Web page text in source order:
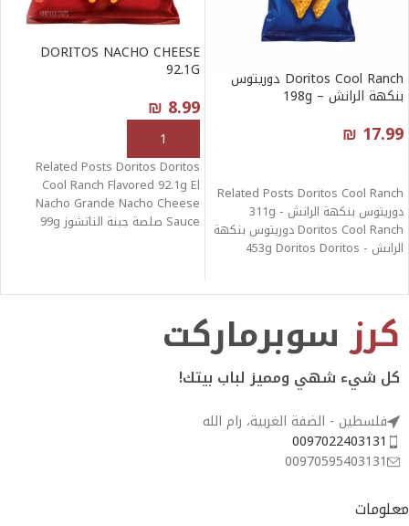
Doritos Cool Ranch دوريتوس
بنكهة الرانش – 198g
₪ 17.99
Related Posts Doritos Cool Ranch
دوريتوس بنكهة الرانش - 311g
Doritos Cool Ranch دوريتوس بنكهة
الرانش - 453g Doritos Doritos
DORITOS NACHO CHEESE
92.1G
₪ 8.99
إضافة إلى السلة
Related Posts Doritos Doritos
Cool Ranch Flavored 92.1g El
Nacho Grande Nacho Cheese
Sauce صلصة جبنة الناتشوز 99g
كرز سوبرماركت
كل شيء شهي ومميز لباب بيتك!
فلسطين - الضفة الغربية، رام الله
0097022403131
00970595403131
معلومات